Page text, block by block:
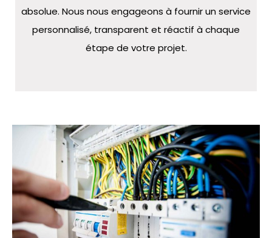
absolue. Nous nous engageons à fournir un service
personnalisé, transparent et réactif à chaque
étape de votre projet.